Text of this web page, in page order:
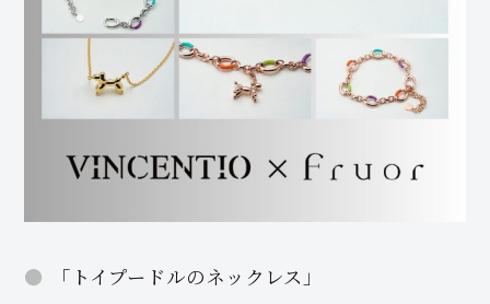
「トイプードルのネックレス」